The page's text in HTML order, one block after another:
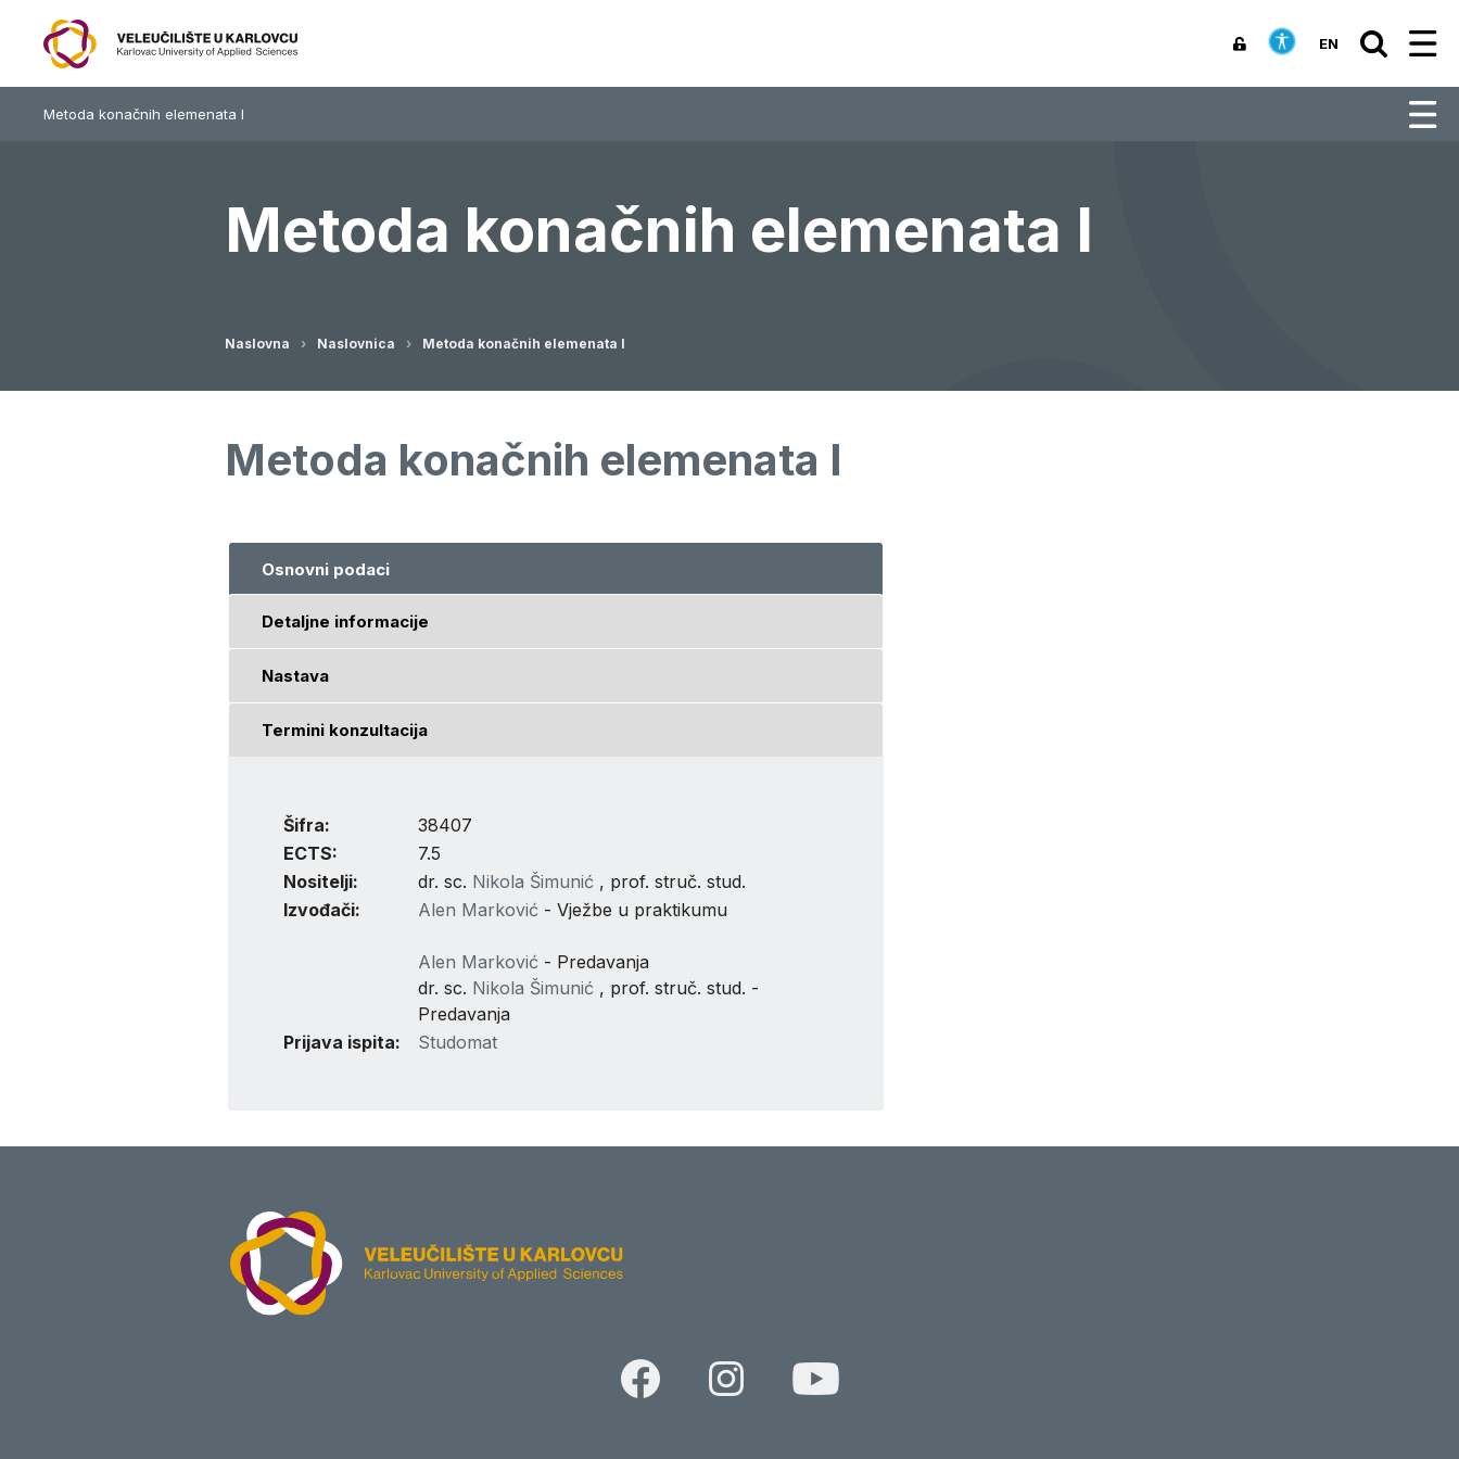
EN
Metoda konačnih elemenata I
Metoda konačnih elemenata I
Naslovna Naslovnica Metoda konačnih elemenata I
Metoda konačnih elemenata I
Osnovni podaci
Detaljne informacije
Nastava
Termini konzultacija
Šifra:
38407
ECTS:
7.5
Nositelji:
dr. sc. Nikola Šimunić , prof. struč. stud.
Izvođači:
Alen Marković - Vježbe u praktikumu
Alen Marković - Predavanja
dr. sc. Nikola Šimunić , prof. struč. stud. -
Predavanja
Prijava ispita:
Studomat